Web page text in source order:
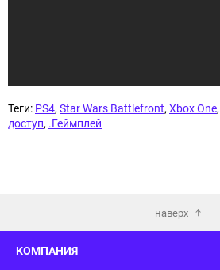
Теги: PS4,Star Wars Battlefront,Xbox One,
доступ, .Геймплей
наверх
КОМПАНИЯ